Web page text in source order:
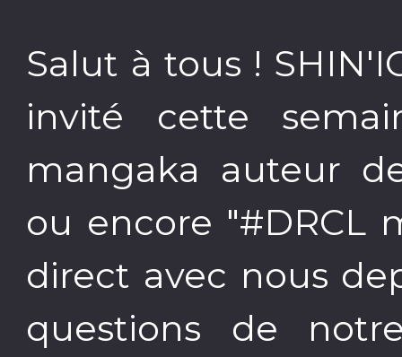
Salut à tous !
invité cette
mangaka auteur
ou encore "#DRCL
direct avec nous
questions de